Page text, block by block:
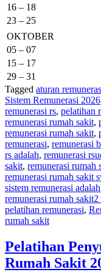
16 – 18
23 – 25
OKTOBER
05 – 07
15 – 17
29 – 31
Tagged aturan
Sistem Remunerasi 2026
remunerasi rs, pelatihan
remunerasi rumah sakit,
remunerasi rumah sakit,
remunerasi, remunerasi
rs adalah, remunerasi
sakit, remunerasi rumah
remunerasi rumah sakit
sistem remunerasi adalah
remunerasi rumah sakit2
pelatihan remunerasi,
rumah sakit
Pelatihan
Rumah Sakit